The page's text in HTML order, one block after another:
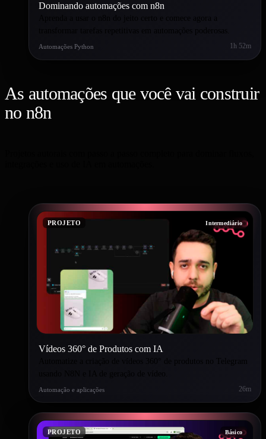
Dominando automações com n8n
transformar tarefas repetitivas em automações poderosas.
Automações Python 1h 52m
As automações que você vai construir
no n8n
PROJETO Intermediário
Vídeos 360° de Produtos com IA
Automatize a criação de vídeos 360° de produtos no Telegram
Automação e aplicações 26m
PROJETO Básico